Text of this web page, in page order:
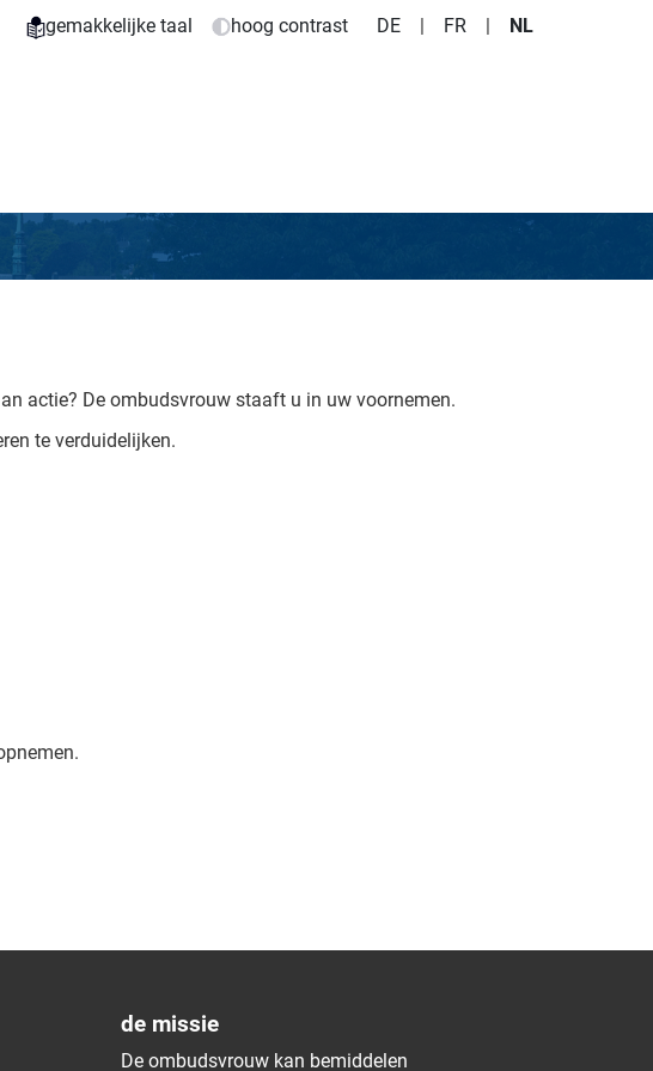
gemakkelijke taal hoog contrast DE | FR | NL
actie? De ombudsvrouw staaft u in uw voornemen.
te verduidelijken.
de missie
De ombudsvrouw kan bemiddelen